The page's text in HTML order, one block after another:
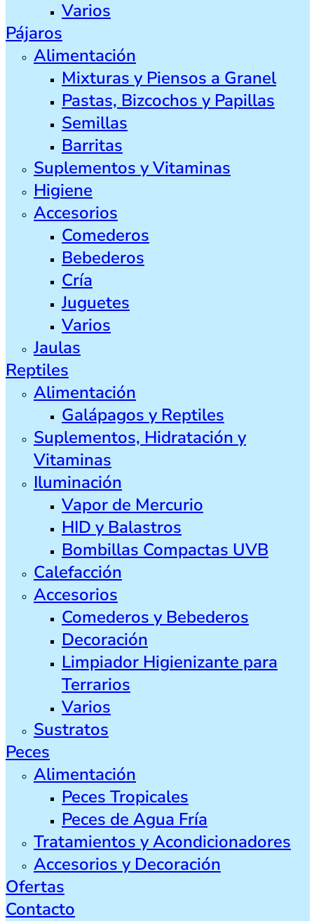
Varios
Pájaros
Alimentación
Mixturas y Piensos a Granel
Pastas, Bizcochos y Papillas
Semillas
Barritas
Suplementos y Vitaminas
Higiene
Accesorios
Comederos
Bebederos
Cría
Juguetes
Varios
Jaulas
Reptiles
Alimentación
Galápagos y Reptiles
Suplementos, Hidratación y
Vitaminas
Iluminación
Vapor de Mercurio
HID y Balastros
Bombillas Compactas UVB
Calefacción
Accesorios
Comederos y Bebederos
Decoración
Limpiador Higienizante para
Terrarios
Varios
Sustratos
Peces
Alimentación
Peces Tropicales
Peces de Agua Fría
Tratamientos y Acondicionadores
Accesorios y Decoración
Ofertas
Contacto